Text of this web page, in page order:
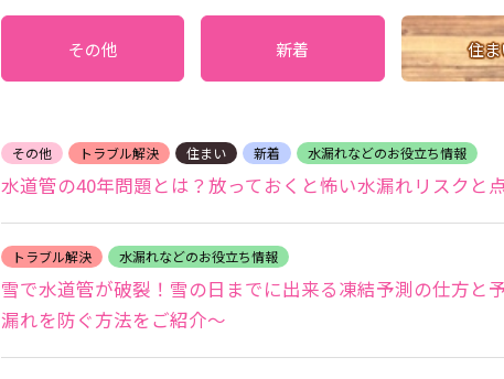
その他 新着 住
その他 トラブル解決 住まい 新着 水漏れなどのお役立ち情報
水道管の40年問題とは？放っておくと怖い水漏れリスクと
トラブル解決 水漏れなどのお役立ち情報
雪で水道管が破裂！雪の日までに出来る凍結予測の仕方
漏れを防ぐ方法をご紹介～